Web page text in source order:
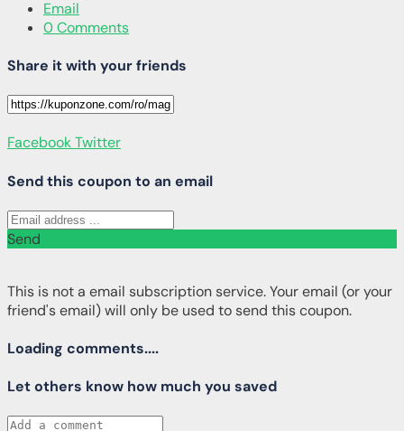
Email
0 Comments
Share it with your friends
FacebookTwitter
Send this coupon to an email
Send
This is not a email subscription service. Your email (or your
friend's email) will only be used to send this coupon.
Loading comments....
Let others know how much you saved